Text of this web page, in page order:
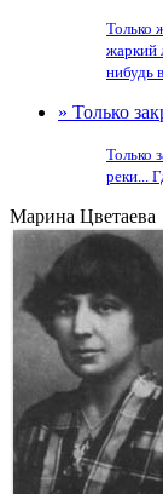
Только
жаркий
нибудь
» Только
Только
реки...
Марина Цветаева